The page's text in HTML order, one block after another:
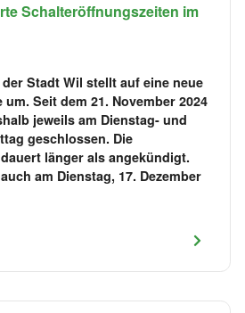
Schalteröffnungszeiten im
Stadt Wil stellt auf eine neue
Seit dem 21. November 2024
jeweils am Dienstag- und
geschlossen. Die
länger als angekündigt.
am Dienstag, 17. Dezember